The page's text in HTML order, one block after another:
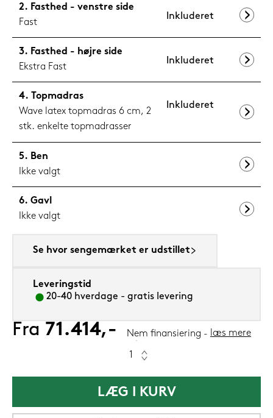
Fasthed - venstre side
Fast
Inkluderet
Fasthed - højre side
Ekstra Fast
Inkluderet
Topmadras
Wave latex topmadras 6 cm, 2
stk. enkelte topmadrasser
Inkluderet
Ben
Ikke valgt
Gavl
Ikke valgt
Se hvor sengemærket er udstillet
Leveringstid
20-40 hverdage - gratis levering
Fra 71.414,- Nem finansiering læs mere
LÆG I KURV